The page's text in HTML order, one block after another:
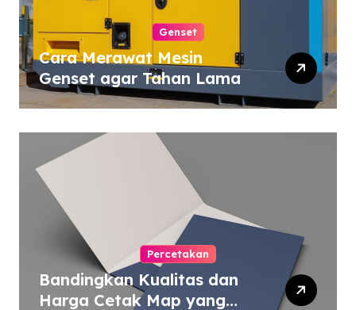
Genset
Cara Merawat Mesin
Genset agar Tahan Lama
Percetakan
Bandingkan Kualitas dan
Harga Cetak Map yang